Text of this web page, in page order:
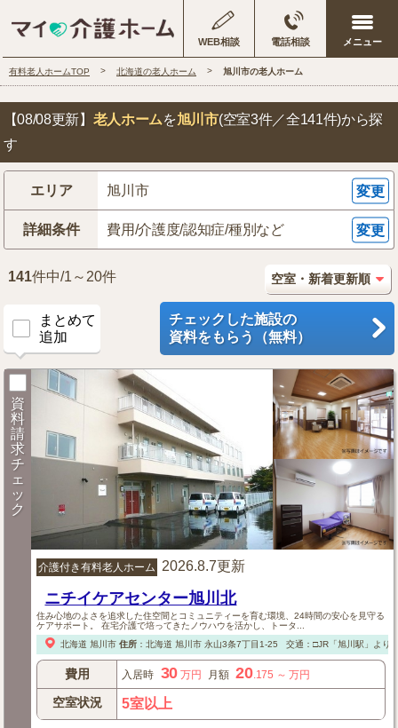
WEB相談 電話相談
有料老人ホームTOP 北海道の老人ホーム 旭川市の老人ホーム
【08/08更新】 老人ホームを旭川市(空室3件／全141件)から探
す
エリア 旭川市 変更
詳細条件 費用/介護度/認知症/種別など 変更
141件中/1～20件
まとめて
追加
チェックした施設の
資料をもらう（無料）
資
料
請
求
チ
ェ
ッ
ク
介護付き有料老人ホーム 2026.8.7更新
ニチイケアセンター旭川北
住み心地のよさを追求した住空間とコミュニティーを育む環境、24時間の安心を見守る
ケアサポート。 在宅介護で培ってきたノウハウを活かし、トータ...
北海道 旭川市 住所： 北海道 旭川市永山3条7丁目1-25 交通：□JR「旭川駅」より
費用 入居時 30 万円 月額 20.175 ～万円
空室状況 5室以上